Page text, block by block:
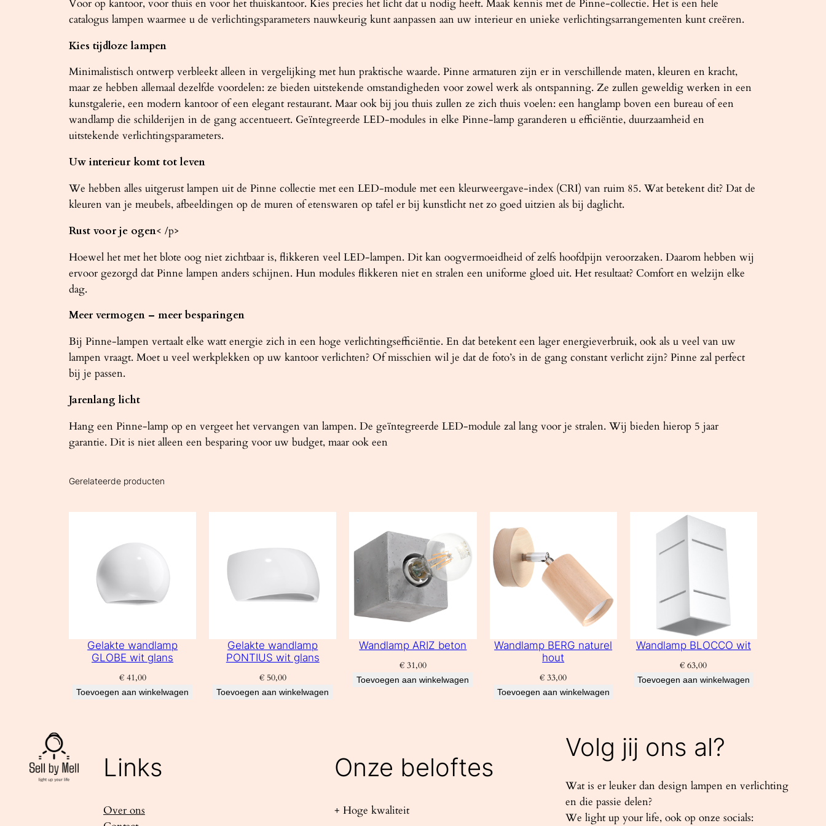
Voor op kantoor, voor thuis en voor het thuiskantoor. Kies precies het licht dat u nodig heeft. Maak kennis met de Pinne-collectie. Het is een hele
catalogus lampen waarmee u de verlichtingsparameters nauwkeurig kunt aanpassen aan uw interieur en unieke verlichtingsarrangementen kunt creëren.
Kies tijdloze lampen
Minimalistisch ontwerp verbleekt alleen in vergelijking met hun praktische waarde. Pinne armaturen zijn er in verschillende maten, kleuren en kracht,
maar ze hebben allemaal dezelfde voordelen: ze bieden uitstekende omstandigheden voor zowel werk als ontspanning. Ze zullen geweldig werken in een
kunstgalerie, een modern kantoor of een elegant restaurant. Maar ook bij jou thuis zullen ze zich thuis voelen: een hanglamp boven een bureau of een
wandlamp die schilderijen in de gang accentueert. Geïntegreerde LED-modules in elke Pinne-lamp garanderen u efficiëntie, duurzaamheid en
uitstekende verlichtingsparameters.
Uw interieur komt tot leven
We hebben alles uitgerust lampen uit de Pinne collectie met een LED-module met een kleurweergave-index (CRI) van ruim 85. Wat betekent dit? Dat de
kleuren van je meubels, afbeeldingen op de muren of etenswaren op tafel er bij kunstlicht net zo goed uitzien als bij daglicht.
Rust voor je ogen< /p>
Hoewel het met het blote oog niet zichtbaar is, flikkeren veel LED-lampen. Dit kan oogvermoeidheid of zelfs hoofdpijn veroorzaken. Daarom hebben wij
ervoor gezorgd dat Pinne lampen anders schijnen. Hun modules flikkeren niet en stralen een uniforme gloed uit. Het resultaat? Comfort en welzijn elke
dag.
Meer vermogen – meer besparingen
Bij Pinne-lampen vertaalt elke watt energie zich in een hoge verlichtingsefficiëntie. En dat betekent een lager energieverbruik, ook als u veel van uw
lampen vraagt. Moet u veel werkplekken op uw kantoor verlichten? Of misschien wil je dat de foto’s in de gang constant verlicht zijn? Pinne zal perfect
bij je passen.
Jarenlang licht
Hang een Pinne-lamp op en vergeet het vervangen van lampen. De geïntegreerde LED-module zal lang voor je stralen. Wij bieden hierop 5 jaar
garantie. Dit is niet alleen een besparing voor uw budget, maar ook een
Gerelateerde producten
Gelakte wandlamp
GLOBE wit glans
€41,00
Toevoegen aan winkelwagen
Gelakte wandlamp
PONTIUS wit glans
€50,00
Toevoegen aan winkelwagen
Wandlamp ARIZ beton
€31,00
Toevoegen aan winkelwagen
Wandlamp BERG naturel
hout
€ 33,00
Toevoegen aan winkelwagen
Wandlamp BLOCCO wit
€ 63,00
Toevoegen aan winkelwagen
Links
Over ons
Onze beloftes
+ Hoge kwaliteit
Volg jij ons al?
Wat is er leuker dan design lampen en verlichting
en die passie delen?
We light up your life, ook op onze socials: